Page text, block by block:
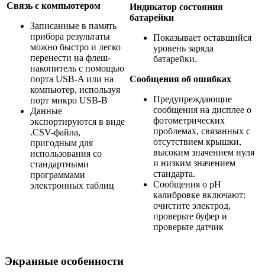
Связь с компьютером
Записанные в память
прибора результаты
можно быстро и легко
перенести на флеш-
накопитель с помощью
порта USB-A или на
компьютер, используя
порт микро USB-B
Данные
экспортируются в виде
.CSV-файла,
пригодным для
использования со
стандартными
программами
электронных таблиц
Индикатор состояния
батарейки
Показывает оставшийся
уровень заряда
батарейки.
Сообщения об ошибках
Предупреждающие
сообщения на дисплее о
фотометрических
проблемах, связанных с
отсутствием крышки,
высоким значением нуля
и низким значением
стандарта.
Сообщения о pH
калибровке включают:
очистите электрод,
проверьте буфер и
проверьте датчик
Экранные особенности